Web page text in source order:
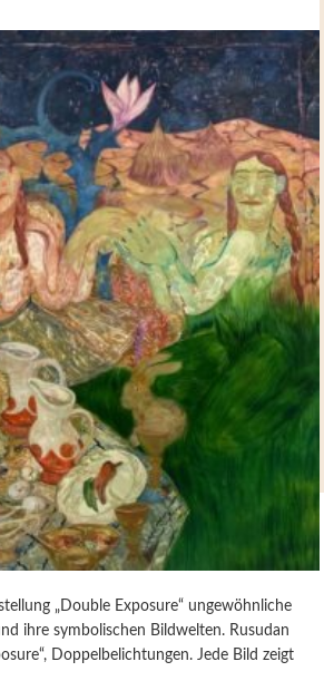
„Double Exposure“ ungewöhnliche
ihre symbolischen Bildwelten. Rusudan
Doppelbelichtungen. Jede Bild zeigt